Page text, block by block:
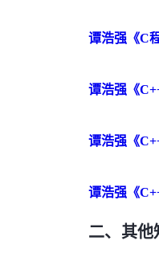
谭浩强《C
谭浩强《
谭浩强《
谭浩强《
二、其